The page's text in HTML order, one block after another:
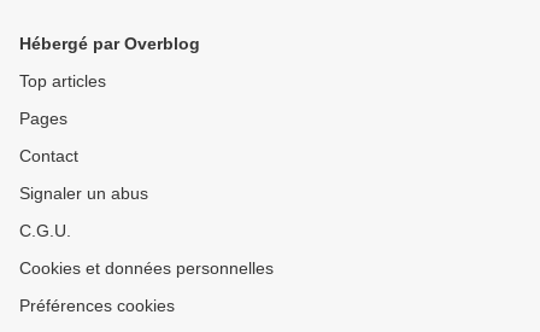
Hébergé par Overblog
Top articles
Pages
Contact
Signaler un abus
C.G.U.
Cookies et données personnelles
Préférences cookies